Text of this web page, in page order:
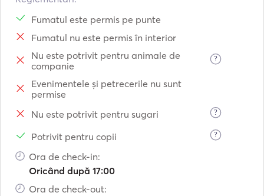
Fumatul este permis pe punte
Fumatul nu este permis în interior
Nu este potrivit pentru animale de
companie
?
Evenimentele și petrecerile nu sunt
permise
Nu este potrivit pentru sugari
?
Potrivit pentru copii ?
Ora de check-in:
Oricând după 17:00
Ora de check-out: